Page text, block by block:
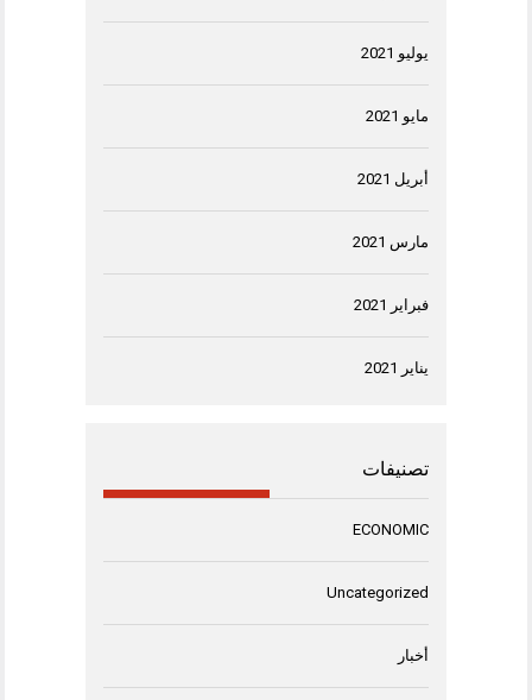
يوليو 2021
مايو 2021
أبريل 2021
مارس 2021
فبراير 2021
يناير 2021
تصنيفات
ECONOMIC
Uncategorized
أخبار